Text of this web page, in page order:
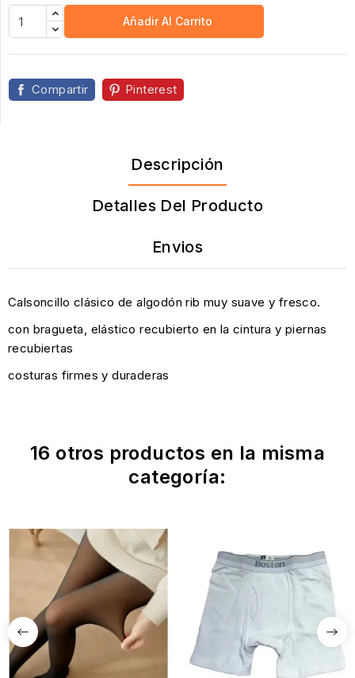
Añadir Al Carrito
Compartir Pinterest
Descripción
Detalles Del Producto
Envios
Calsoncillo clásico de algodón rib muy suave y fresco.
con bragueta, elástico recubierto en la cintura y piernas
recubiertas
costuras firmes y duraderas
16 otros productos en la misma
categoría: